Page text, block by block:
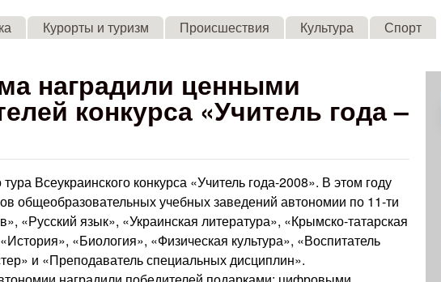
Skip to main content
Курорты и туризм Происшествия Культура Спорт
наградили ценными
конкурса «Учитель года –
Всеукраинского конкурса «Учитель года-2008». В этом году
общеобразовательных учебных заведений автономии по 11-ти
«Русский язык», «Украинская литература», «Крымско-татарская
«Биология», «Физическая культура», «Воспитатель
и «Преподаватель специальных дисциплин».